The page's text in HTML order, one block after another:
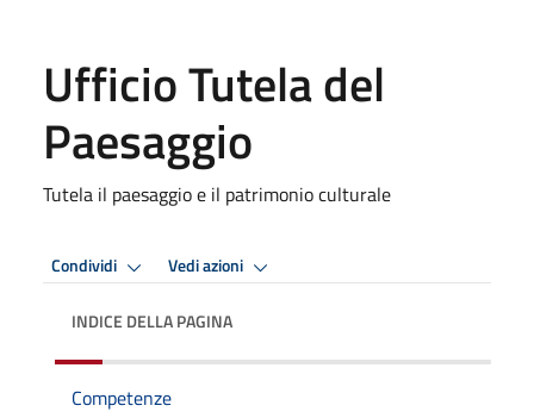
Ufficio Tutela del
Paesaggio
Tutela il paesaggio e il patrimonio culturale
Condividi Vedi azioni
INDICE DELLA PAGINA
Competenze